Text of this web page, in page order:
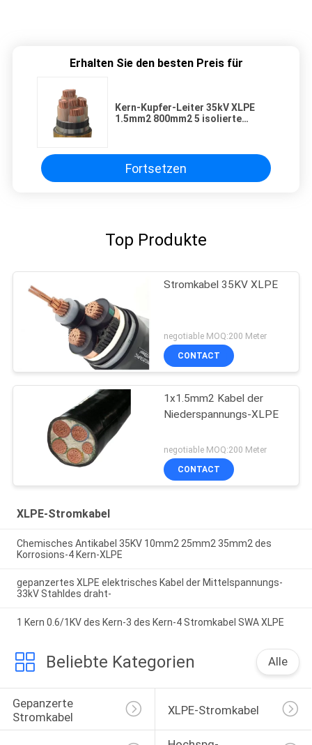
Erhalten Sie den besten Preis für
Kern-Kupfer-Leiter 35kV XLPE
1.5mm2 800mm2 5 isolierte
Fortsetzen
Top Produkte
Stromkabel 35KV XLPE
negotiable MOQ:200 Meter
CONTACT
1x1.5mm2 Kabel der
Niederspannungs-XLPE
negotiable MOQ:200 Meter
CONTACT
XLPE-Stromkabel
Chemisches Antikabel 35KV 10mm2 25mm2 35mm2 des
Korrosions-4 Kern-XLPE
gepanzertes XLPE elektrisches Kabel der Mittelspannungs-
33kV Stahldes draht-
1 Kern 0.6/1KV des Kern-3 des Kern-4 Stromkabel SWA XLPE
Beliebte Kategorien Alle
Gepanzerte
Stromkabel
XLPE-Stromkabel